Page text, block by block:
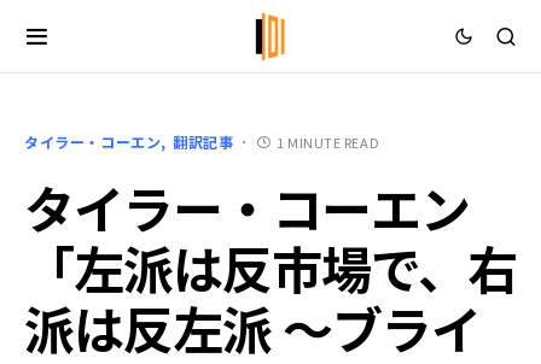
タイラー・コーエン 翻訳記事 1 MINUTE READ
タイラー・コーエン
「左派は反市場で、右
派は反左派 ～ブライ